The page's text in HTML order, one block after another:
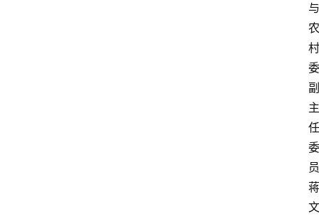
与
农
村
委
副
主
任
委
员
蒋
文